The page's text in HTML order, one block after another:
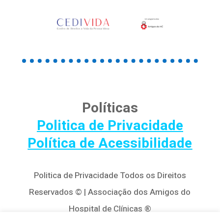
Políticas
Politica de Privacidade
Política de Acessibilidade
Politica de Privacidade Todos os Direitos
Reservados © | Associação dos Amigos do
Hospital de Clínicas ®